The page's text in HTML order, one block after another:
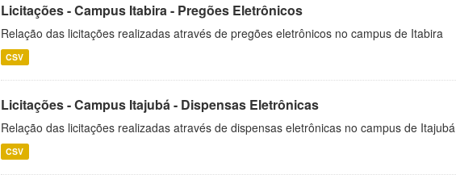
Licitações - Campus Itabira - Pregões Eletrônicos
Relação das licitações realizadas através de pregões eletrônicos no campus de Itabira
CSV
Licitações - Campus Itajubá - Dispensas Eletrônicas
Relação das licitações realizadas através de dispensas eletrônicas no campus de Itajubá
CSV